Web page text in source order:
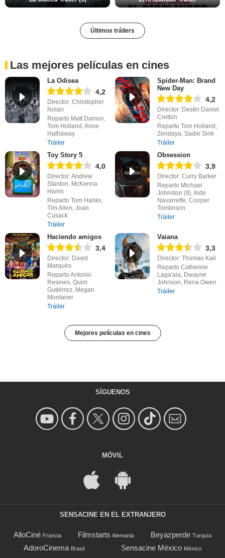
Últimos tráilers
Las mejores películas en cines
La Odisea
4,2
Director: Christopher
Nolan
Reparto Matt Damon,
Tom Holland, Anne
Hathaway
Tráiler
Spider-Man: Brand
New Day
4,2
Director: Destin Daniel
Cretton
Reparto Tom Holland,
Zendaya, Sadie Sink
Tráiler
Toy Story 5
4,0
Director: Andrew
Stanton, McKenna
Harris
Reparto Tom Hanks,
Tim Allen, Joan
Cusack
Tráiler
Obsession
3,9
Director: Curry Barker
Reparto Michael
Johnston (II), Inde
Navarrette, Cooper
Tomlinson
Tráiler
Haciendo amigos
3,4
Director: David
Marqués
Reparto Antonio
Resines, Quim
Gutiérrez, Megan
Montaner
Tráiler
Vaiana
3,3
Director: Thomas Kail
Reparto Catherine
Laga'aia, Dwayne
Johnson, Rena Owen
Tráiler
Mejores películas en cines
SÍGUENOS
MÓVIL
SENSACINE EN EL EXTRANJERO
AlloCiné Francia Filmstarts Alemania Beyazperde Turquía
AdoroCinema Brasil Sensacine México México